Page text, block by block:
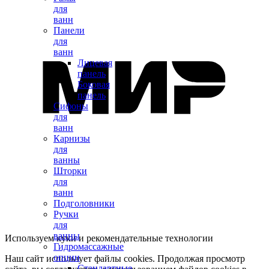
для
ванн
Панели
для
ванн
Лицевая
панель
Боковая
панель
Сифоны
для
ванн
Карнизы
для
ванны
Шторки
для
ванн
Подголовники
Ручки
для
ванны
Гидромассажные
опции
Используем куки и рекомендательные технологии
Наш сайт использует файлы cookies. Продолжая просмотр